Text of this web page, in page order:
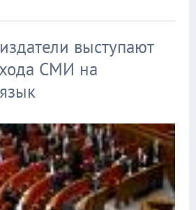
выступают
СМИ на